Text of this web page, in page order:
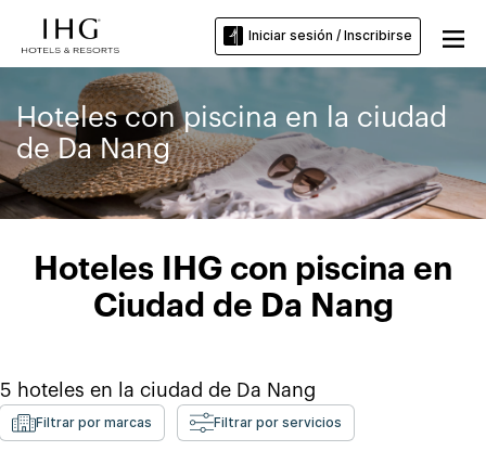
Iniciar sesión / Inscribirse
Hoteles con piscina en la ciudad
de Da Nang
Hoteles IHG con piscina en
Ciudad de Da Nang
5 hoteles en la ciudad de Da Nang
Filtrar por marcas Filtrar por servicios